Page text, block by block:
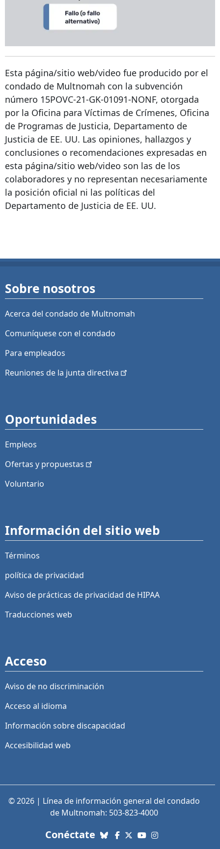
Esta página/sitio web/video fue producido por el
condado de Multnomah con la subvención
número 15POVC-21-GK-01091-NONF, otorgada
por la Oficina para Víctimas de Crímenes, Oficina
de Programas de Justicia, Departamento de
Justicia de EE. UU. Las opiniones, hallazgos y
conclusiones o recomendaciones expresadas en
esta página/sitio web/video son las de los
colaboradores y no representan necesariamente
la posición oficial ni las políticas del
Departamento de Justicia de EE. UU.
Sobre nosotros
Acerca del condado de Multnomah
Comuníquese con el condado
Para empleados
Reuniones de la junta directiva
Oportunidades
Empleos
Ofertas y propuestas
Voluntario
Información del sitio web
Términos
política de privacidad
Aviso de prácticas de privacidad de HIPAA
Traducciones web
Acceso
Aviso de no discriminación
Acceso al idioma
Información sobre discapacidad
Accesibilidad web
© 2026 | Línea de información general del condado
de Multnomah: 503-823-4000
Conéctate con nosotros. Enlaces a
Bluesky
Facebook
X (Twitter)
YouTube
Instagram